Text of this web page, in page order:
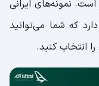
است. نمونه‌های ایرانی
که شما می‌توانید
انتخاب کنید.